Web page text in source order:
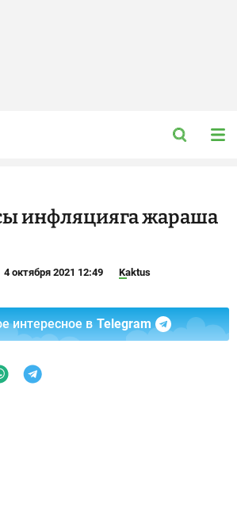
инфляцияга жараша
4 октября 2021 12:49 Kaktus
интересное в Telegram